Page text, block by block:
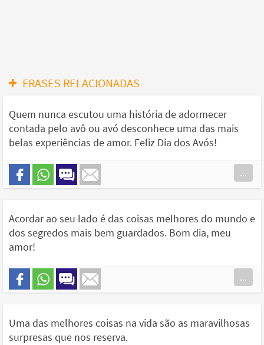
FRASES RELACIONADAS
Quem nunca escutou uma história de adormecer
contada pelo avô ou avó desconhece uma das mais
belas experiências de amor. Feliz Dia dos Avós!
...
Acordar ao seu lado é das coisas melhores do mundo e
dos segredos mais bem guardados. Bom dia, meu
amor!
...
Uma das melhores coisas na vida são as maravilhosas
surpresas que nos reserva.